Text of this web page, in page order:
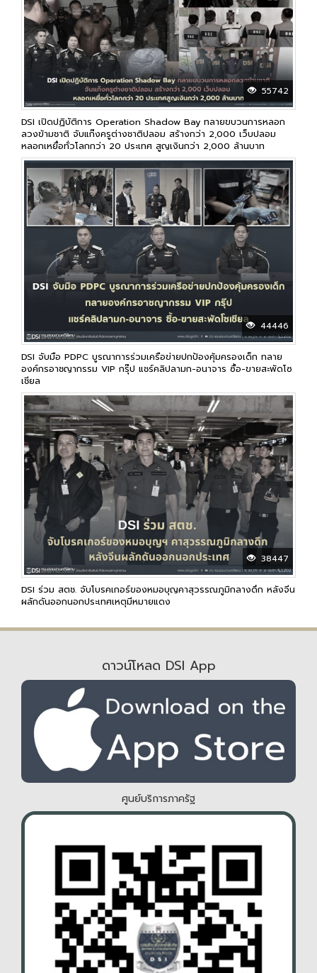
55742
DSI เปิดปฏิบัติการ Operation Shadow Bay ทลายขบวนการหลอก
ลวงข้ามชาติ จับแก๊งครูต่างชาติปลอม สร้างกว่า 2,000 เว็บปลอม
หลอกเหยื่อทั่วโลกกว่า 20 ประเทศ สูญเงินกว่า 2,000 ล้านบาท
44446
DSI จับมือ PDPC บูรณาการร่วมเครือข่ายปกป้องคุ้มครองเด็ก ทลาย
องค์กรอาชญากรรม VIP กรุ๊ป แชร์คลิปลามก-อนาจาร ซื้อ-ขายสะพัดโซ
เชียล
38447
DSI ร่วม สตช. จับโบรคเกอร์ของหมอบุญคาสุวรรณภูมิกลางดึก หลังจีน
ผลักดันออกนอกประเทศเหตุมีหมายแดง
ดาวน์โหลด DSI App
ศูนย์บริการภาครัฐ